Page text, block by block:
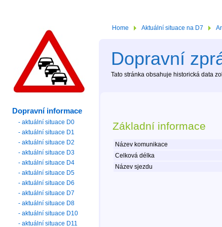
Home Aktuální situace na D7
Dopravní
Tato stránka obsahuje historická data
Základní informace
Název komunikace
Celková délka
Název sjezdu
Dopravní informace
- aktuální situace D0
- aktuální situace D1
- aktuální situace D2
- aktuální situace D3
- aktuální situace D4
- aktuální situace D5
- aktuální situace D6
- aktuální situace D7
- aktuální situace D8
- aktuální situace D10
- aktuální situace D11